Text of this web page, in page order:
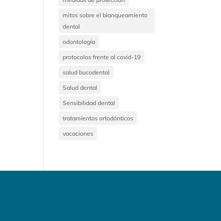
mitos sobre el blanqueamiento
dental
odontología
protocolos frente al covid-19
salud bucodental
Salud dental
Sensibilidad dental
tratamientos ortodónticos
vacaciones